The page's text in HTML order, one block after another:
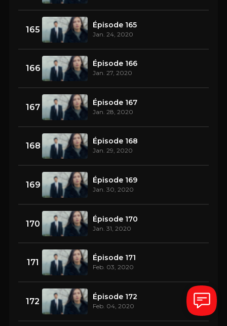
165 Épisode 165
Jan. 24, 2020
166 Épisode 166
Jan. 27, 2020
167 Épisode 167
Jan. 28, 2020
168 Épisode 168
Jan. 29, 2020
169 Épisode 169
Jan. 30, 2020
170 Épisode 170
Jan. 31, 2020
171 Épisode 171
Feb. 03, 2020
172 Épisode 172
Feb. 04, 2020